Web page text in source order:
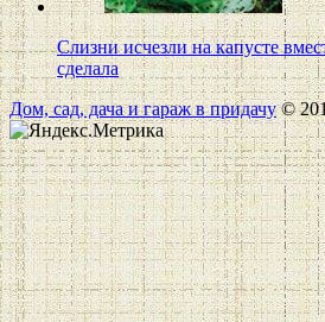
Слизни исчезли на капусте
сделала
Дом, сад, дача и гараж в придачу©